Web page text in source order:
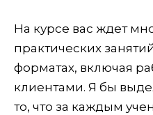
На курсе вас ждет
практических
форматах, включая
клиентами. Я бы
то, что за каждым